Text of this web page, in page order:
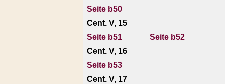
Seite b50
Cent. V, 15
Seite b51
Seite b52
Cent. V, 16
Seite b53
Cent. V, 17